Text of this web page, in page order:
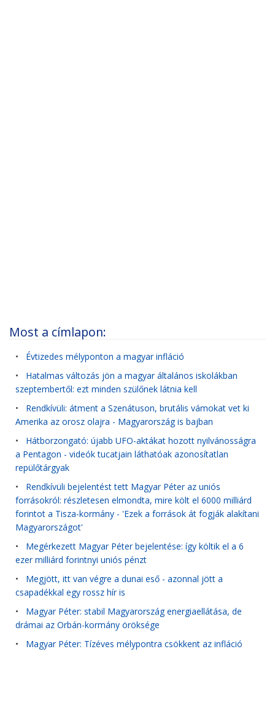
Most a címlapon:
• Évtizedes mélyponton a magyar infláció
• Hatalmas változás jön a magyar általános iskolákban
szeptembertől: ezt minden szülőnek látnia kell
• Rendkívüli: átment a Szenátuson, brutális vámokat vet ki
Amerika az orosz olajra - Magyarország is bajban
• Hátborzongató: újabb UFO-aktákat hozott nyilvánosságra
a Pentagon - videók tucatjain láthatóak azonosítatlan
repülőtárgyak
• Rendkívüli bejelentést tett Magyar Péter az uniós
forrásokról: részletesen elmondta, mire költ el 6000 milliárd
forintot a Tisza-kormány - 'Ezek a források át fogják alakítani
Magyarországot'
• Megérkezett Magyar Péter bejelentése: így költik el a 6
ezer milliárd forintnyi uniós pénzt
• Megjött, itt van végre a dunai eső - azonnal jött a
csapadékkal egy rossz hír is
• Magyar Péter: stabil Magyarország energiaellátása, de
drámai az Orbán-kormány öröksége
• Magyar Péter: Tízéves mélypontra csökkent az infláció